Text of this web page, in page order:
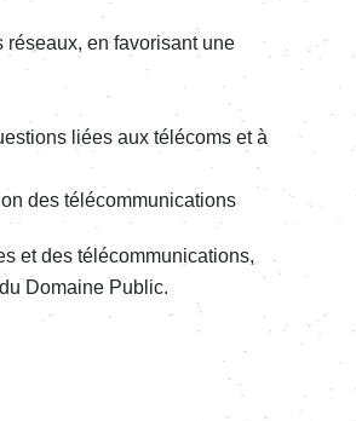
réseaux, en favo­ri­sant une
liées aux télé­coms et à
des télé­com­mu­ni­ca­tions
et des télé­com­mu­ni­ca­tions,
Domaine Public.